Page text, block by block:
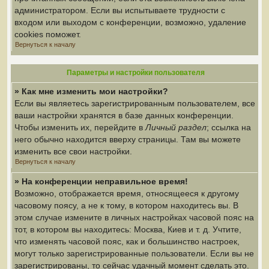
администратором. Если вы испытываете трудности с
входом или выходом с конференции, возможно, удаление
cookies поможет.
Вернуться к началу
Параметры и настройки пользователя
» Как мне изменить мои настройки?
Если вы являетесь зарегистрированным пользователем, все
ваши настройки хранятся в базе данных конференции.
Чтобы изменить их, перейдите в Личный раздел; ссылка на
него обычно находится вверху страницы. Там вы можете
изменить все свои настройки.
Вернуться к началу
» На конференции неправильное время!
Возможно, отображается время, относящееся к другому
часовому поясу, а не к тому, в котором находитесь вы. В
этом случае измените в личных настройках часовой пояс на
тот, в котором вы находитесь: Москва, Киев и т. д. Учтите,
что изменять часовой пояс, как и большинство настроек,
могут только зарегистрированные пользователи. Если вы не
зарегистрированы, то сейчас удачный момент сделать это.